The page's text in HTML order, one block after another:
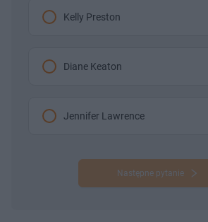
Kelly Preston
Diane Keaton
Jennifer Lawrence
Następne pytanie